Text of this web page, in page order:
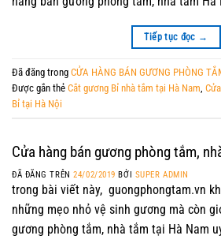
Tiếp tục đọc →
Đã đăng trong CỬA HÀNG BÁN GƯƠNG PHÒNG
Được gắn thẻ Cắt gương Bỉ nhà tắm tại Hà Nam
Bỉ tại Hà Nội
Cửa hàng bán gương phòng tắm,
ĐÃ ĐĂNG TRÊN24/02/2019 BỞI SUPER ADMIN
trong bài viết này, guongphongtam.vn
những mẹo nhỏ vệ sinh gương mà còn
gương phòng tắm, nhà tắm tại Hà Nam